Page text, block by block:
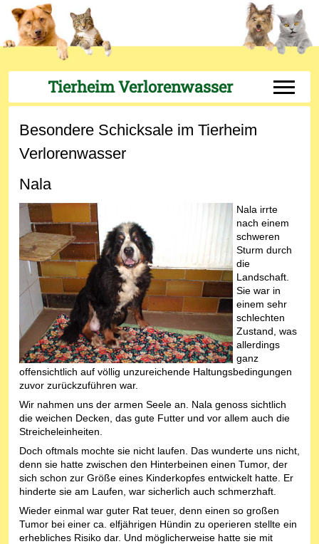
Tierheim Verlorenwasser Off-
Besondere Schicksale im Tierheim
Verlorenwasser
Nala
Nala irrte
nach einem
schweren
Sturm durch
die
Landschaft.
Sie war in
einem sehr
schlechten
Zustand, was
allerdings
ganz
offensichtlich auf völlig unzureichende Haltungsbedingungen
zuvor zurückzuführen war.
Wir nahmen uns der armen Seele an. Nala genoss sichtlich
die weichen Decken, das gute Futter und vor allem auch die
Streicheleinheiten.
Doch oftmals mochte sie nicht laufen. Das wunderte uns nicht,
denn sie hatte zwischen den Hinterbeinen einen Tumor, der
sich schon zur Größe eines Kinderkopfes entwickelt hatte. Er
hinderte sie am Laufen, war sicherlich auch schmerzhaft.
Wieder einmal war guter Rat teuer, denn einen so großen
Tumor bei einer ca. elfjährigen Hündin zu operieren stellte ein
erhebliches Risiko dar. Und möglicherweise hatte sie mit